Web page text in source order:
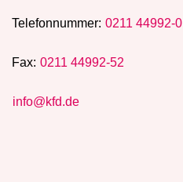
Telefonnummer: 0211 44992-0
Fax: 0211 44992-52
info@kfd.de